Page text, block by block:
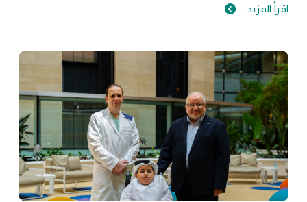
اقرأ المزيد